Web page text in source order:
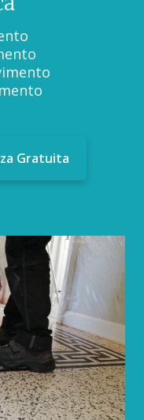
Gratuita